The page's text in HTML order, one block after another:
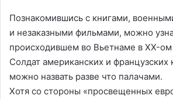
Познакомившись с книгами,
и незаказными фильмами, можно
происходившем во Вьетнаме в XX-ом
Солдат американских и французских
можно назвать разве что палачами.
Хотя со стороны «просвещенных